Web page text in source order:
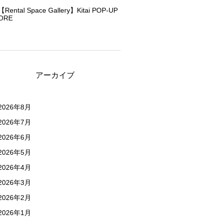
Rental Space Gallery】Kitai POP-UP
アーカイブ
年8月
年7月
年6月
年5月
年4月
年3月
年2月
年1月